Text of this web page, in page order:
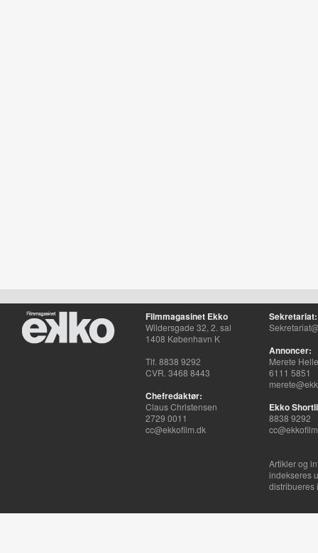
Filmmagasinet Ekko
Wildersgade 32, 2. sal
1408 København K
Tlf. 8838 9292
CVR. 3468 8443
Chefredaktør:
Claus Christensen
2729 0011
cc@ekkofilm.dk
Sekretariat:
Annoncer:
Merete
6111 5851
Ekko
8838 9292
Artikler og
indekseres
distribueres